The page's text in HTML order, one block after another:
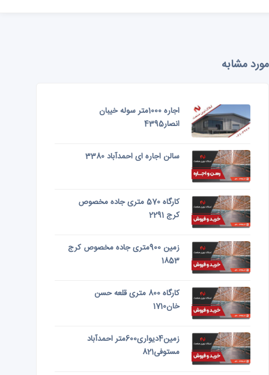
مورد مشابه
اجاره 1000متر سوله خیبان
انصار4395
سالن اجاره ای احمدآباد 3380
کارگاه 570 متری جاده مخصوص
کرج 2291
زمین 900متری جاده مخصوص کرج
1853
کارگاه 800 متری قلعه حسن
خان1710
زمین4دیواری600متر احمدآباد
مستوفی821